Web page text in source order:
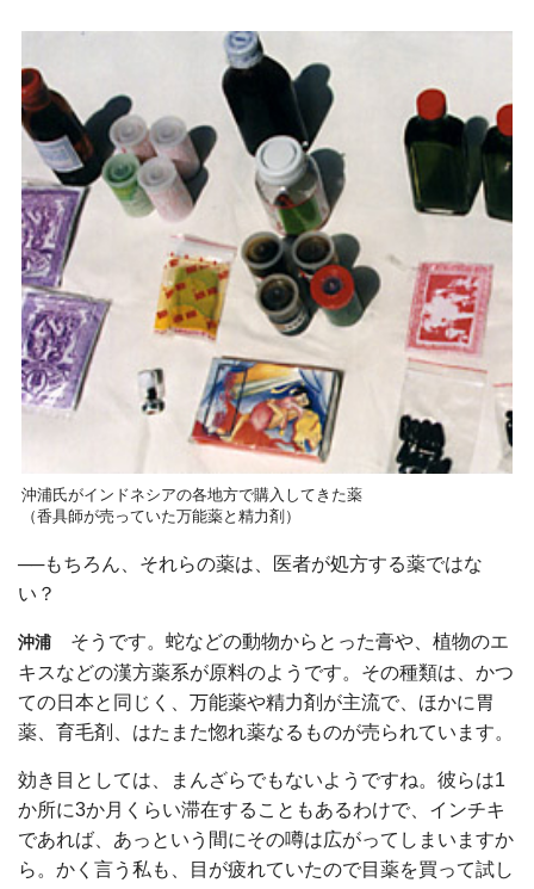
沖浦氏がインドネシアの各地方で購入してきた薬
（香具師が売っていた万能薬と精力剤）
──もちろん、それらの薬は、医者が処方する薬ではな
い？
沖浦 そうです。蛇などの動物からとった膏や、植物のエ
キスなどの漢方薬系が原料のようです。その種類は、かつ
ての日本と同じく、万能薬や精力剤が主流で、ほかに胃
薬、育毛剤、はたまた惚れ薬なるものが売られています。
効き目としては、まんざらでもないようですね。彼らは1
か所に3か月くらい滞在することもあるわけで、インチキ
であれば、あっという間にその噂は広がってしまいますか
ら。かく言う私も、目が疲れていたので目薬を買って試し